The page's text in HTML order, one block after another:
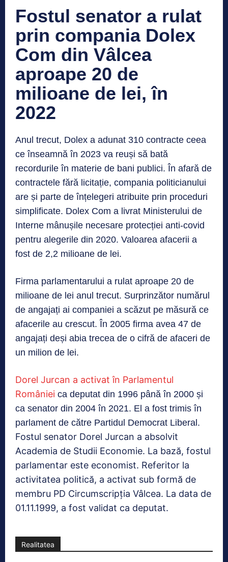
Fostul senator a rulat
prin compania Dolex
Com din Vâlcea
aproape 20 de
milioane de lei, în
2022
Anul trecut, Dolex a adunat 310 contracte ceea
ce înseamnă în 2023 va reuși să bată
recordurile în materie de bani publici. În afară de
contractele fără licitație, compania politicianului
are și parte de înțelegeri atribuite prin proceduri
simplificate. Dolex Com a livrat Ministerului de
Interne mânușile necesare protecției anti-covid
pentru alegerile din 2020. Valoarea afacerii a
fost de 2,2 milioane de lei.
Firma parlamentarului a rulat aproape 20 de
milioane de lei anul trecut. Surprinzător numărul
de angajați ai companiei a scăzut pe măsură ce
afacerile au crescut. În 2005 firma avea 47 de
angajați deși abia trecea de o cifră de afaceri de
un milion de lei.
Dorel Jurcan a activat în Parlamentul
României ca deputat din 1996 până în 2000 și
ca senator din 2004 în 2021. El a fost trimis în
parlament de către Partidul Democrat Liberal.
Fostul senator Dorel Jurcan a absolvit
Academia de Studii Economie. La bază, fostul
parlamentar este economist. Referitor la
activitatea politică, a activat sub formă de
membru PD Circumscripția Vâlcea. La data de
01.11.1999, a fost validat ca deputat.
Realitatea